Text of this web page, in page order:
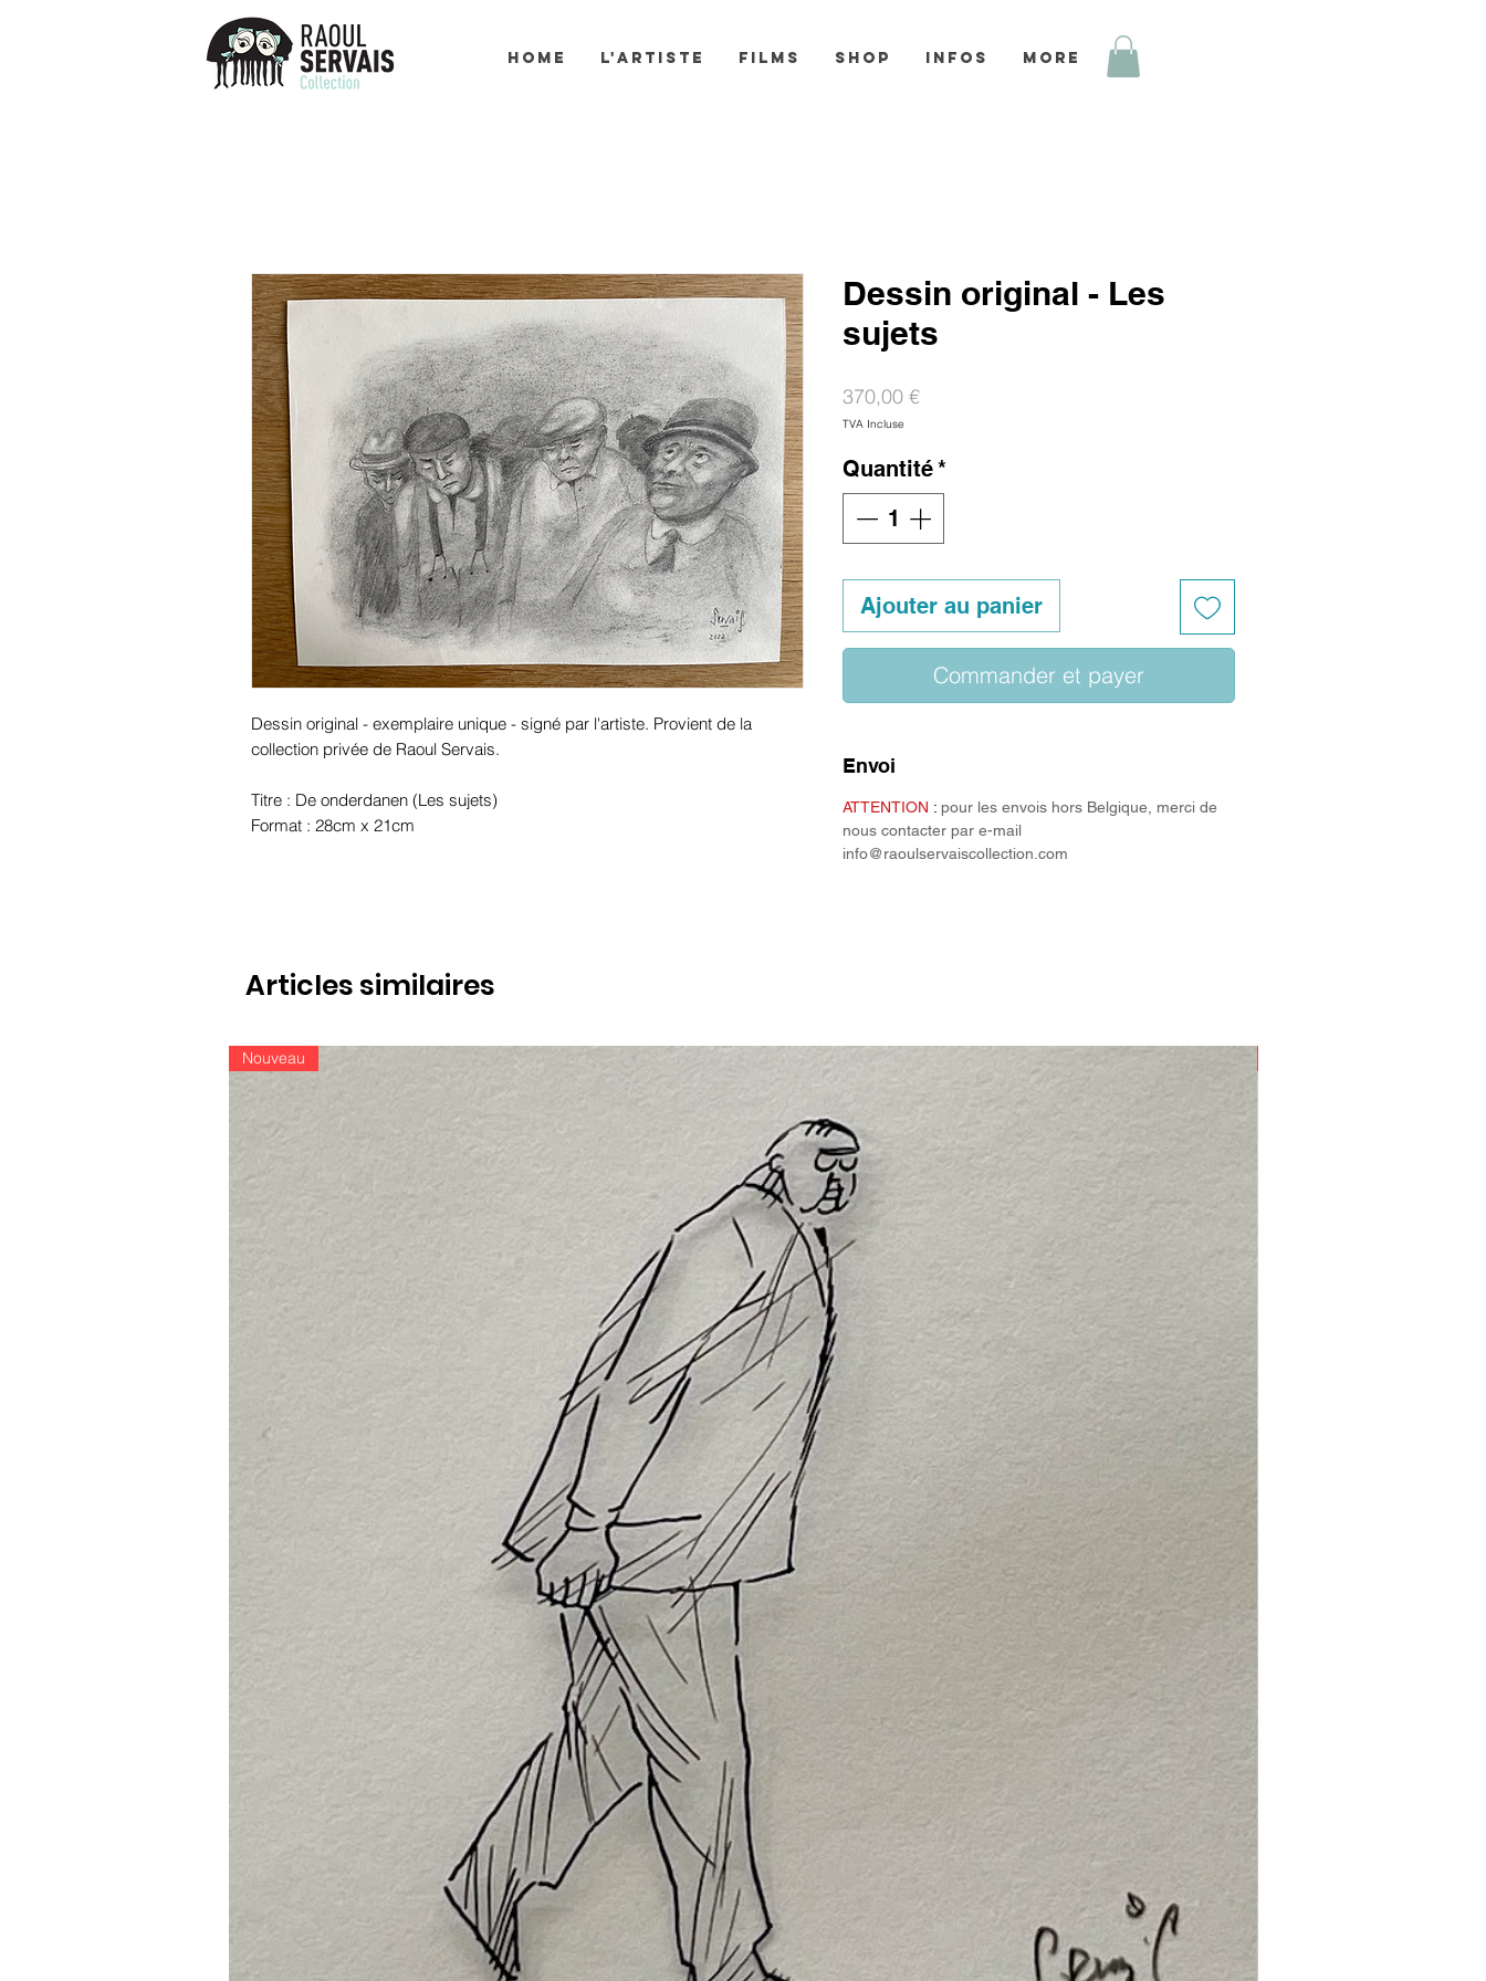
HOME L'ARTISTE FILMS SHOP INFOS More
Dessin original - exemplaire unique - signé par l'artiste. Provient de la
collection privée de Raoul Servais.
Titre : De onderdanen (Les sujets)
Format : 28cm x 21cm
Dessin original - Les
sujets
370,00 €Prix
TVA Incluse
Quantité*
Ajouter au panier
Commander et payer
Envoi
ATTENTION : pour les envois hors Belgique, merci de
nous contacter par e-mail
info@raoulservaiscollection.com
Articles similaires
Nouveau